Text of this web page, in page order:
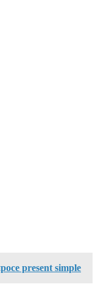
present simple